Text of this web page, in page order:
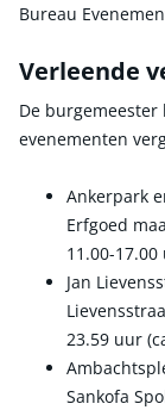
Bureau
Verleende
De
evenementen
Ankerpark
Erfgoed
11.00-17.00
Jan
23.59 uur
Sankofa